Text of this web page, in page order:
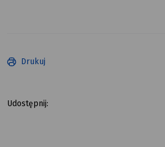
Drukuj
Udostępnij: